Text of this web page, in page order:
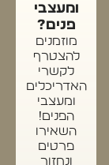
ומעצבי
פנים?
מוזמנים
להצטרף
לקשרי
האדריכלים
ומעצבי
הפנים!
השאירו
פרטים
ונחזור